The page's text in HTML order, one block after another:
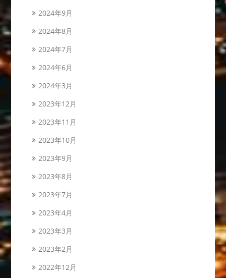
2024年9月
2024年8月
2024年7月
2024年6月
2024年3月
2023年12月
2023年11月
2023年10月
2023年9月
2023年8月
2023年7月
2023年4月
2023年3月
2023年2月
2022年12月